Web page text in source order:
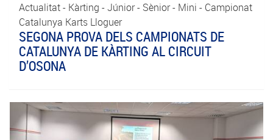
Actualitat - Kàrting - Júnior - Sènior - Mini - Campionat
Catalunya Karts Lloguer
SEGONA PROVA DELS CAMPIONATS DE
CATALUNYA DE KÀRTING AL CIRCUIT
D’OSONA